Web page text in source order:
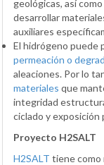
geológicas, así
desarrollar
auxiliares
El hidrógeno puede
permeación o
aleaciones. Por lo
materiales que
integridad
ciclado y exposición
Proyecto H2SALT
H2SALT tiene como